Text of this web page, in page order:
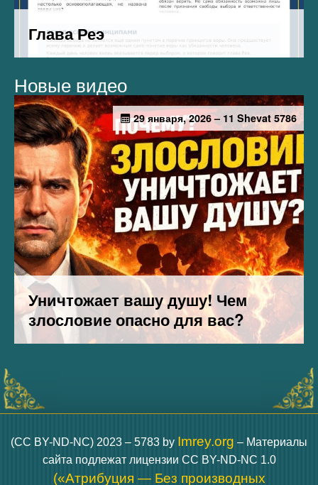
Новые видео
(CC BY-ND-NC) 2023 – 5783 by Imrey.org – Материалы
сайта подлежат лицензии CC BY-ND-NC 1.0
(«Атрибуция — Без производных